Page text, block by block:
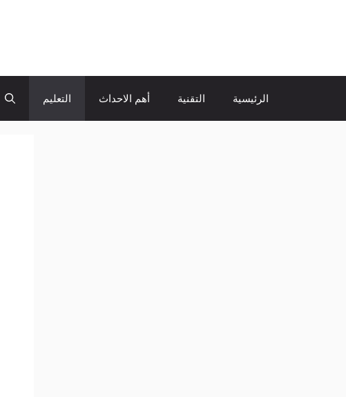
الرئيسية التقنية أهم الاحداث التعليم